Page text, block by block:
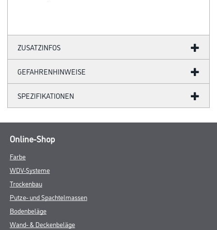
ZUSATZINFOS
GEFAHRENHINWEISE
SPEZIFIKATIONEN
Online-Shop
Farbe
WDV-Systeme
Trockenbau
Putze- und Spachtelmassen
Bodenbeläge
Wand- & Deckenbeläge